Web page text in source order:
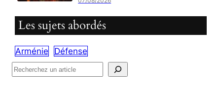
Les sujets abordés
Arménie
Défense
R